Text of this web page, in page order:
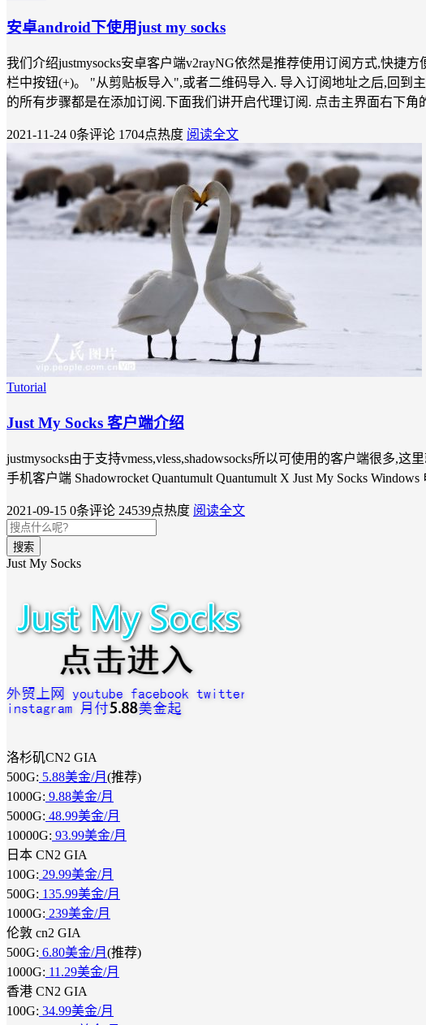
安卓android下使用just my socks
我们介绍justmysocks安卓客户端v2rayNG依然是推荐使用订阅方式,快捷
栏中按钮(+)。 "从剪贴板导入",或者二维码导入. 导入订阅地址之后,回到
的所有步骤都是在添加订阅.下面我们讲开启代理订阅. 点击主界面右下
2021-11-24 0条评论 1704点热度 阅读全文
Tutorial
Just My Socks 客户端介绍
justmysocks由于支持vmess,vless,shadowsocks所以可使用的客户端很多,
手机客户端 Shadowrocket Quantumult Quantumult X Just My Socks
2021-09-15 0条评论 24539点热度 阅读全文
搜索
Just My Socks
洛杉矶CN2 GIA
500G: 5.88美金/月 (推荐)
1000G: 9.88美金/月
5000G: 48.99美金/月
10000G: 93.99美金/月
日本 CN2 GIA
100G: 29.99美金/月
500G: 135.99美金/月
1000G: 239美金/月
伦敦 cn2 GIA
500G: 6.80美金/月 (推荐)
1000G: 11.29美金/月
香港 CN2 GIA
100G: 34.99美金/月